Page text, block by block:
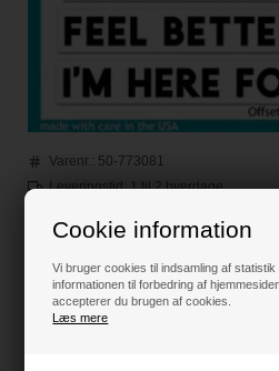
Cookie information
Vi bruger cookies til indsamling af
informationen til forbedring af
accepterer du brugen af cookies.
Læs mere
Varenr.: 50-773081
Leveringstid: 1 til 2 hverdage
Før 145,00
50,00